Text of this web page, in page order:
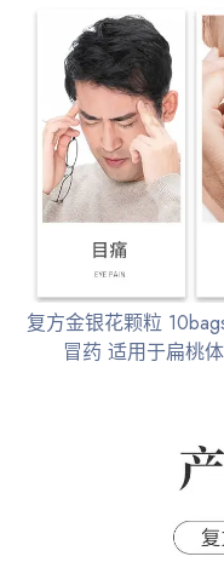
复方金银花颗粒
冒药 适用于扁桃